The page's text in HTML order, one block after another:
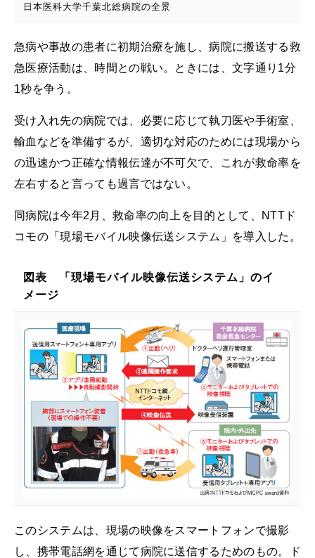
日本医科大学千葉北総病院の全景
急病や事故の患者に初期治療を施し、病院に搬送する救
急医療活動は、時間との戦い。ときには、文字通り1分
1秒を争う。
受け入れ先の病院では、必要に応じて執刀医や手術室、
輸血などを準備するが、適切な対応のためには現場から
の迅速かつ正確な情報伝達が不可欠で、これが救命率を
左右すると言っても過言ではない。
同病院は今年2月、救命率の向上を目的として、NTTド
コモの「現場モバイル映像伝送システム」を導入した。
図表 「現場モバイル映像伝送システム」のイ
メージ
このシステムは、現場の映像をスマートフォンで撮影
し、携帯電話網を通じて病院に送信するためのもの。ド